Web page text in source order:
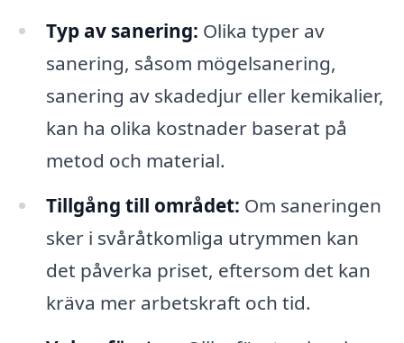
Typ av sanering: Olika typer av
sanering, såsom mögelsanering,
sanering av skadedjur eller kemikalier,
kan ha olika kostnader baserat på
metod och material.
Tillgång till området: Om saneringen
sker i svåråtkomliga utrymmen kan
det påverka priset, eftersom det kan
kräva mer arbetskraft och tid.